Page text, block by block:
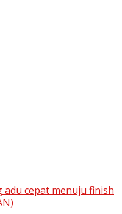
cepat menuju finish